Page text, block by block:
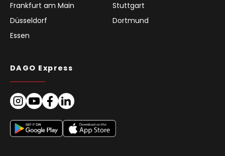
Frankfurt am Main
Stuttgart
Düsseldorf
Dortmund
Essen
DAGO Express